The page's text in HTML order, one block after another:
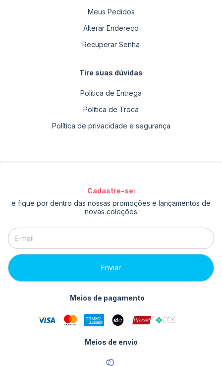
Meus Pedidos
Alterar Endereço
Recuperar Senha
Tire suas dúvidas
Política de Entrega
Política de Troca
Política de privacidade e segurança
Cadastre-se:
e fique por dentro das nossas promoções e lançamentos de
novas coleções
Meios de pagamento
Meios de envio